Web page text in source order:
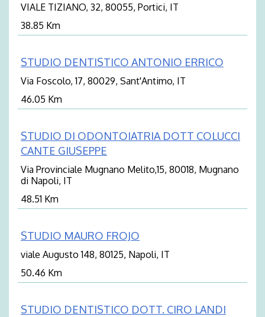
VIALE TIZIANO, 32, 80055, Portici, IT
38.85 Km
STUDIO DENTISTICO ANTONIO ERRICO
Via Foscolo, 17, 80029, Sant'Antimo, IT
46.05 Km
STUDIO DI ODONTOIATRIA DOTT COLUCCI
CANTE GIUSEPPE
Via Provinciale Mugnano Melito,15, 80018, Mugnano
di Napoli, IT
48.51 Km
STUDIO MAURO FROJO
viale Augusto 148, 80125, Napoli, IT
50.46 Km
STUDIO DENTISTICO DOTT. CIRO LANDI